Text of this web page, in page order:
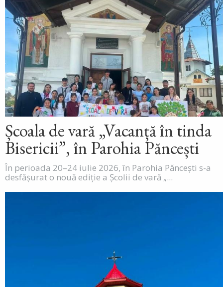
Școala de vară „Vacanță în tinda
Bisericii”, în Parohia Păncești
În perioada 20–24 iulie 2026, în Parohia Păncești s-a
desfășurat o nouă ediție a Școlii de vară „...